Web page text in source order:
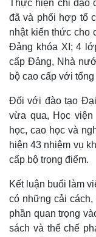
Kinh tế
Bất động sản
Khởi nghiệp
Thực hiện chỉ đạo
đã và phối hợp tổ
nhật kiến thức cho
Đảng khóa XI; 4
cấp Đảng, Nhà
bộ cao cấp với
Đối với đào tạo
vừa qua, Học
học, cao học và
hiện 43 nhiệm vụ
cấp bộ trọng điểm.
Kết luận buổi làm
có những cải
phần quan trọng
sách và thể chế